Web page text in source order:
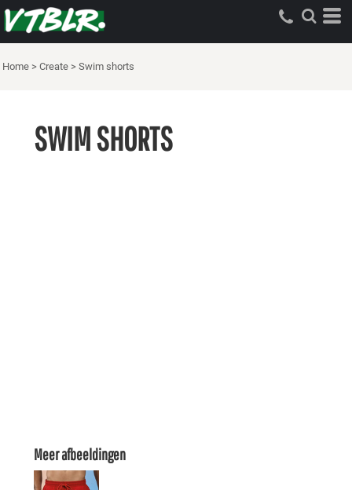
Home > Create > Swim shorts
SWIM SHORTS
Meer afbeeldingen